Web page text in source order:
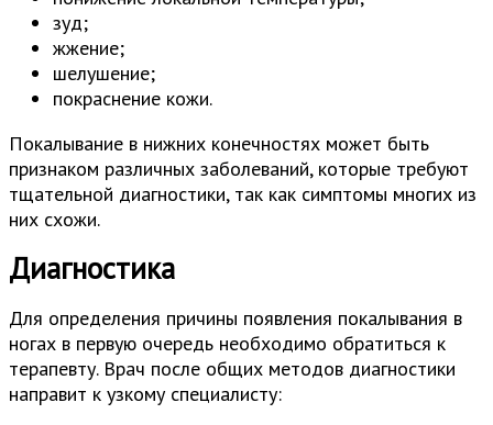
зуд;
жжение;
шелушение;
покраснение кожи.
Покалывание в нижних конечностях может быть
признаком различных заболеваний, которые требуют
тщательной диагностики, так как симптомы многих из
них схожи.
Диагностика
Для определения причины появления покалывания в
ногах в первую очередь необходимо обратиться к
терапевту. Врач после общих методов диагностики
направит к узкому специалисту: